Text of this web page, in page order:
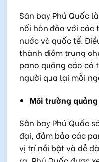
Sân bay Phú Quốc
nối hòn đảo với các
nước và quốc tế.
thành điểm trung
pano quảng cáo có
người qua lại mỗi
Môi trường
Sân bay Phú Quốc
đại, đảm bảo các
vị trí nổi bật và dễ